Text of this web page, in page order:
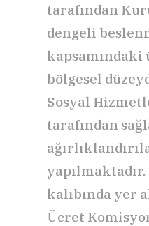
tarafından
dengeli
bölgesel
Sosyal
tarafından
kalıbında yer
Ücret